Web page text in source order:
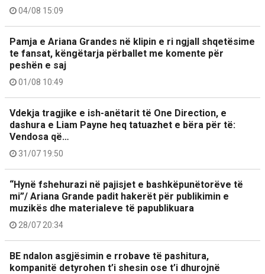
04/08 15:09
Pamja e Ariana Grandes në klipin e ri ngjall shqetësime
te fansat, këngëtarja përballet me komente për
peshën e saj
01/08 10:49
Vdekja tragjike e ish-anëtarit të One Direction, e
dashura e Liam Payne heq tatuazhet e bëra për të:
Vendosa që…
31/07 19:50
“Hynë fshehurazi në pajisjet e bashkëpunëtorëve të
mi”/ Ariana Grande padit hakerët për publikimin e
muzikës dhe materialeve të papublikuara
28/07 20:34
BE ndalon asgjësimin e rrobave të pashitura,
kompanitë detyrohen t’i shesin ose t’i dhurojnë